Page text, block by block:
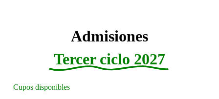
Admisiones
Tercer ciclo 2027
Cupos disponibles